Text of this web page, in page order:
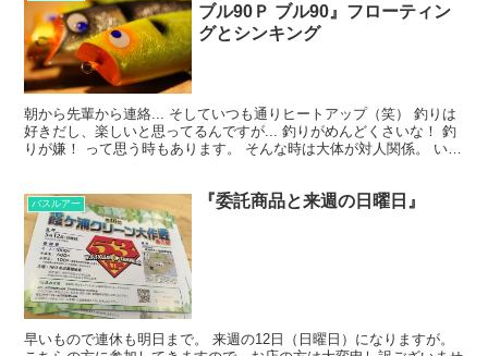
ブル90Ｐ ブル90』フローティン
グとシンキング
朝から先輩から連絡... そしていつも通りヒートアップ（笑） 釣りは
好きだし、楽しいと思ってるんですが... 釣りがめんどくさいな！ 釣
りが嫌！ って思う時もあります。 そんな時は大体が対人関係。 いや
バスルアー 『委託商品と来週の日曜日』
早いもので連休も明日まで。 来週の12日（日曜日）になりますが。